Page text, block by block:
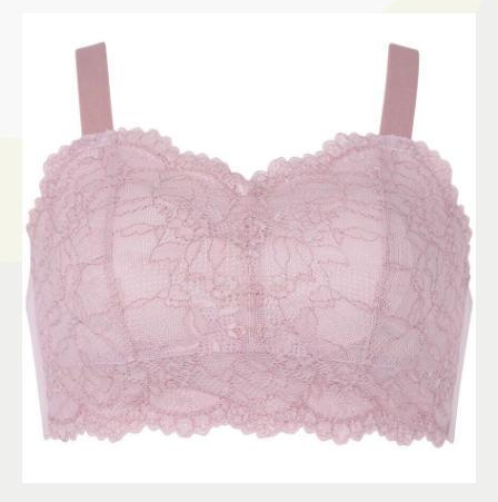
よくあるご質問
サイトマップ
プライバシーポリシー
Follow US